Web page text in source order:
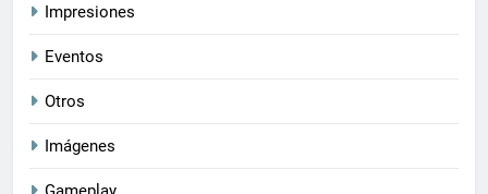
Impresiones
Eventos
Otros
Imágenes